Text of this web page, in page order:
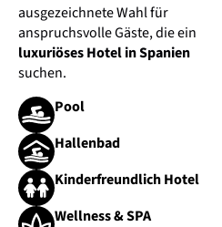
ausgezeichnete Wahl für
anspruchsvolle Gäste, die ein
luxuriöses Hotel in Spanien
suchen.
Pool
Hallenbad
Kinderfreundlich Hotel
Wellness & SPA